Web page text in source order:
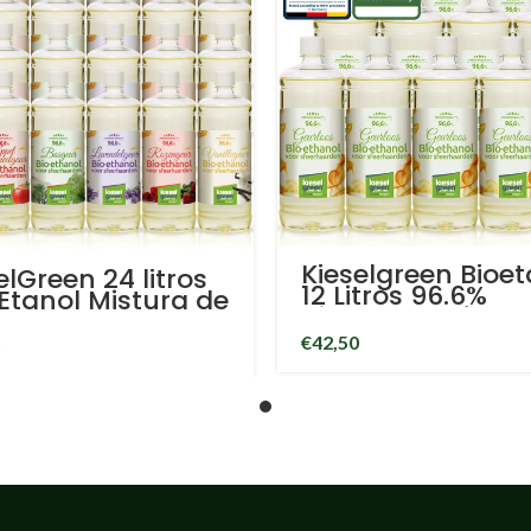
24 litros
Mistura de
Canela,
Sem
Kieselgreen
12 Litros 96.6%
biocombustível
inodoro em
de litro bioetanol
€42,50